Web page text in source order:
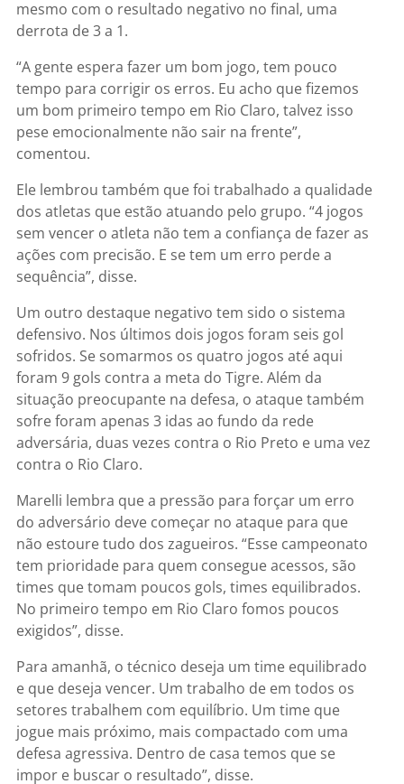
mesmo com o resultado negativo no final, uma
derrota de 3 a 1.
“A gente espera fazer um bom jogo, tem pouco
tempo para corrigir os erros. Eu acho que fizemos
um bom primeiro tempo em Rio Claro, talvez isso
pese emocionalmente não sair na frente”,
comentou.
Ele lembrou também que foi trabalhado a qualidade
dos atletas que estão atuando pelo grupo. “4 jogos
sem vencer o atleta não tem a confiança de fazer as
ações com precisão. E se tem um erro perde a
sequência”, disse.
Um outro destaque negativo tem sido o sistema
defensivo. Nos últimos dois jogos foram seis gol
sofridos. Se somarmos os quatro jogos até aqui
foram 9 gols contra a meta do Tigre. Além da
situação preocupante na defesa, o ataque também
sofre foram apenas 3 idas ao fundo da rede
adversária, duas vezes contra o Rio Preto e uma vez
contra o Rio Claro.
Marelli lembra que a pressão para forçar um erro
do adversário deve começar no ataque para que
não estoure tudo dos zagueiros. “Esse campeonato
tem prioridade para quem consegue acessos, são
times que tomam poucos gols, times equilibrados.
No primeiro tempo em Rio Claro fomos poucos
exigidos”, disse.
Para amanhã, o técnico deseja um time equilibrado
e que deseja vencer. Um trabalho de em todos os
setores trabalhem com equilíbrio. Um time que
jogue mais próximo, mais compactado com uma
defesa agressiva. Dentro de casa temos que se
impor e buscar o resultado”, disse.